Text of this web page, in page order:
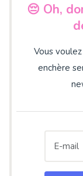
😔 Oh,
Vous
enchère